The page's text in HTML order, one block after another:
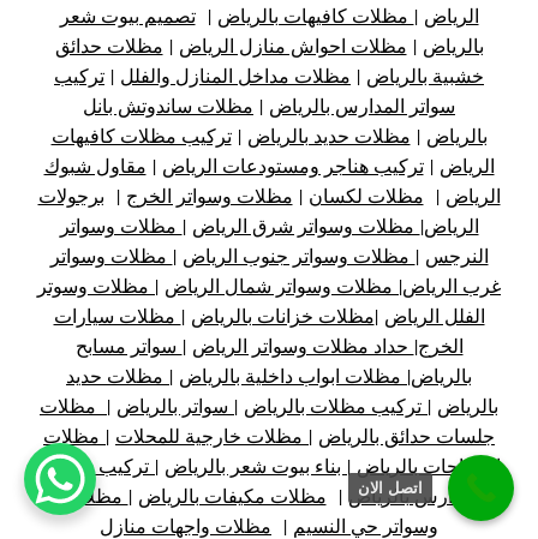
الرياض | مظلات كافيهات بالرياض |تصميم بيوت شعر
بالرياض | مظلات احواش منازل الرياض | مظلات حدائق
خشبية بالرياض | مظلات مداخل المنازل والفلل | تركيب
سواتر المدارس بالرياض | مظلات ساندوتش بانل
بالرياض | مظلات حديد بالرياض |تركيب مظلات كافيهات
الرياض |تركيب هناجر ومستودعات الرياض | مقاول شبوك
الرياض | مظلات لكسان | مظلات وسواتر الخرج | برجولات
الرياض| مظلات وسواتر شرق الرياض | مظلات وسواتر
النرجس | مظلات وسواتر جنوب الرياض | مظلات وسواتر
غرب الرياض| مظلات وسواتر شمال الرياض | مظلات وسوتر
الفلل الرياض |مظلات خزانات بالرياض | مظلات سيارات
الخرج| حداد مظلات وسواتر الرياض | سواتر مسابح
بالرياض| مظلات ابواب داخلية بالرياض | مظلات حديد
بالرياض | تركيب مظلات بالرياض | سواتر بالرياض | مظلات
جلسات حدائق بالرياض | مظلات خارجية للمحلات | مظلات
استراحات بالرياض | بناء بيوت شعر بالرياض | تركيب مظلات
مدارس بالرياض | مظلات مكيفات بالرياض | مظلات
وسواتر حي النسيم | مظلات واجهات منازل
اتصل الان